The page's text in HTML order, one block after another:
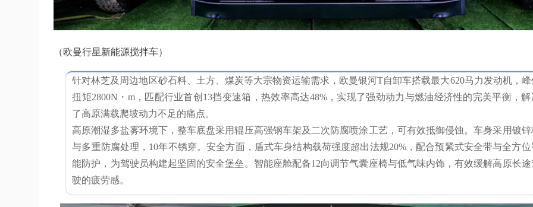
（欧曼行星新能源搅拌车）
针对林芝及周边地区砂石料、土方、煤炭等大宗物资运输需求，欧曼银河T自卸车搭载最大620马力发动机，峰
扭矩2800N・m，匹配行业首创13挡变速箱，热效率高达48%，实现了强劲动力与燃油经济性的完美平衡，解
了高原满载爬坡动力不足的痛点。
高原潮湿多盐雾环境下，整车底盘采用辊压高强钢车架及二次防腐喷涂工艺，可有效抵御侵蚀。车身采用镀锌
与多重防腐处理，10年不锈穿。安全方面，盾式车身结构载荷强度超出法规20%，配合预紧式安全带与全方位
能防护，为驾驶员构建起坚固的安全堡垒。智能座舱配备12向调节气囊座椅与低气味内饰，有效缓解高原长途
驶的疲劳感。